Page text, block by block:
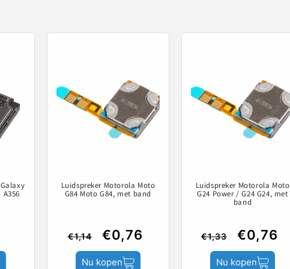
Inhoud
0
0
Schrijf een beoordeling
A356
Luidspreker Motorola Moto
G84 Moto G84, met band
€1,14 €0,76
Nu kopen
Luidspreker Motorola Moto
G24 Power / G24 G24, met
band
€1,33 €0,76
Nu kopen